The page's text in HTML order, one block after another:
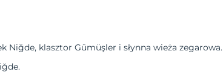
klasztor Gümüşler i słynna wieża zegarowa.
.